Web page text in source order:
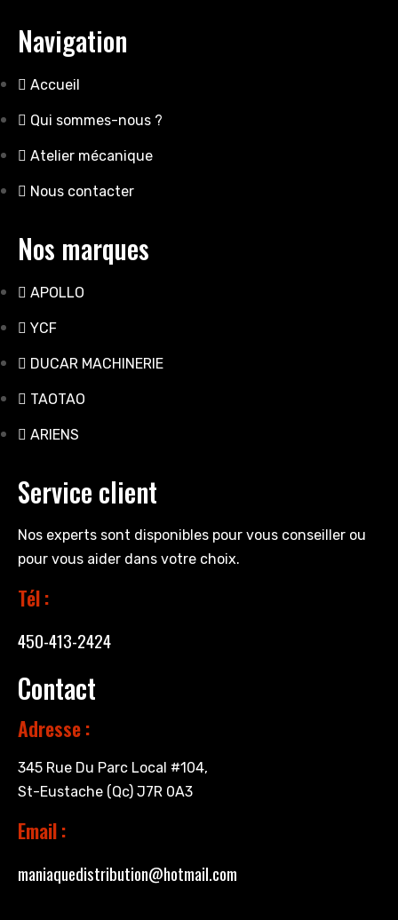
Navigation
Accueil
Qui sommes-nous ?
Atelier mécanique
Nous contacter
Nos marques
APOLLO
YCF
DUCAR MACHINERIE
TAOTAO
ARIENS
Service client
Nos experts sont disponibles pour vous conseiller ou
pour vous aider dans votre choix.
Tél :
450-413-2424
Contact
Adresse :
345 Rue Du Parc Local #104,
St-Eustache (Qc) J7R 0A3
Email :
maniaquedistribution@hotmail.com